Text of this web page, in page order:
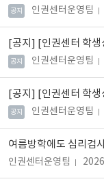
공지 인권센터운영팀
[공지] [인권센터 학생상
공지 인권센터운영팀
[공지] [인권센터 학생상담
공지 인권센터운영팀
여름방학에도 심리검
인권센터운영팀